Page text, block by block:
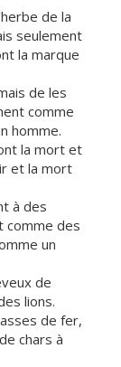
de la
seulement
la marque
de les
comme
homme.
la mort et
et la mort
à des
comme des
un
de
lions.
de fer,
chars à